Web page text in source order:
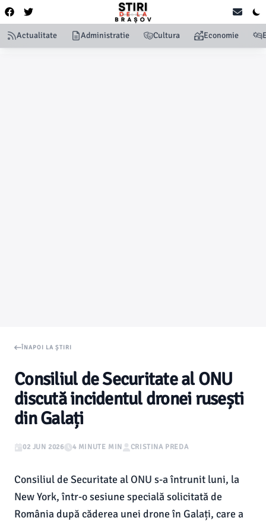
Actualitate Administratie Cultura Economie
ÎNAPOI LA ȘTIRI
Consiliul de Securitate al ONU
discută incidentul dronei rusești
din Galați
02 JUN 2026 4 MINUTE MIN CRISTINA PREDA
Consiliul de Securitate al ONU s-a întrunit luni, la
New York, într-o sesiune specială solicitată de
România după căderea unei drone în Galați, care a